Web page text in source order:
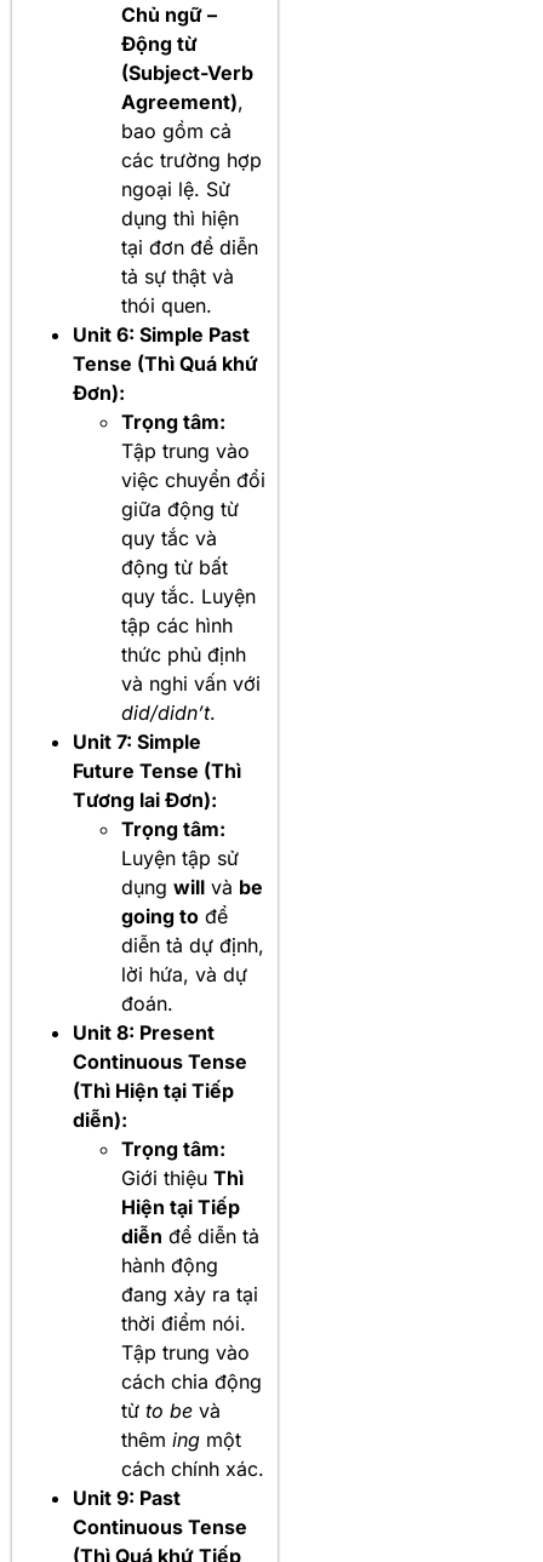
Chủ ngữ –
Động từ
(Subject-Verb
Agreement),
bao gồm cả
các trường hợp
ngoại lệ. Sử
dụng thì hiện
tại đơn để diễn
tả sự thật và
thói quen.
Unit 6: Simple Past
Tense (Thì Quá khứ
Đơn):
Trọng tâm:
Tập trung vào
việc chuyển đổi
giữa động từ
quy tắc và
động từ bất
quy tắc. Luyện
tập các hình
thức phủ định
và nghi vấn với
did/didn’t.
Unit 7: Simple
Future Tense (Thì
Tương lai Đơn):
Trọng tâm:
Luyện tập sử
dụng will và be
going to để
diễn tả dự định,
lời hứa, và dự
đoán.
Unit 8: Present
Continuous Tense
(Thì Hiện tại Tiếp
diễn):
Trọng tâm:
Giới thiệu Thì
Hiện tại Tiếp
diễn để diễn tả
hành động
đang xảy ra tại
thời điểm nói.
Tập trung vào
cách chia động
từ to be và
thêm ing một
cách chính xác.
Unit 9: Past
Continuous Tense
(Thì Quá khứ Tiếp